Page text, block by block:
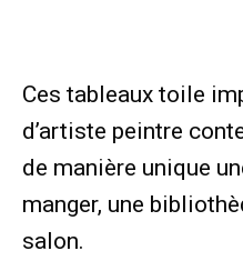
Ces tableaux toile
d’artiste peintre
de manière unique
manger, une
salon.